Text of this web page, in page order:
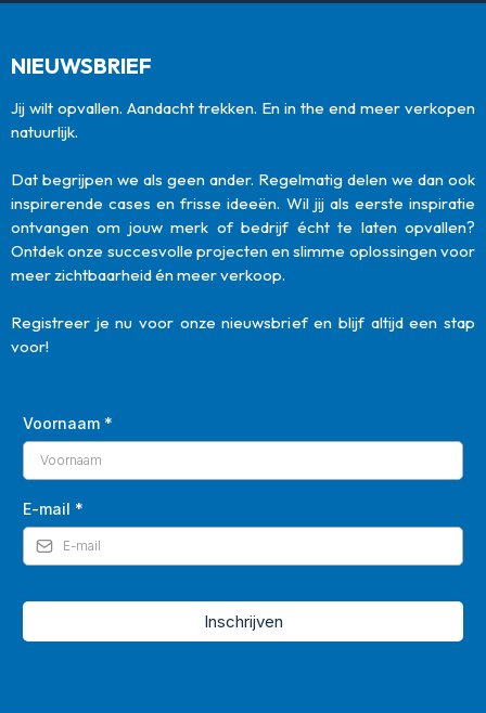
NIEUWSBRIEF
Jij wilt opvallen. Aandacht trekken. En in the end meer verkopen
natuurlijk.
Dat begrijpen we als geen ander. Regelmatig delen we dan ook
inspirerende cases en frisse ideeën. Wil jij als eerste inspiratie
ontvangen om jouw merk of bedrijf écht te laten opvallen?
Ontdek onze succesvolle projecten en slimme oplossingen voor
meer zichtbaarheid én meer verkoop.
Registreer je nu voor onze nieuwsbrief en blijf altijd een stap
voor!
Voornaam *
E-mail *
Inschrijven